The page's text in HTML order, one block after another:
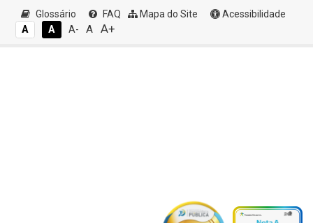
Glossário FAQ Mapa do Site
Acessibilidade
A
A A- A A+